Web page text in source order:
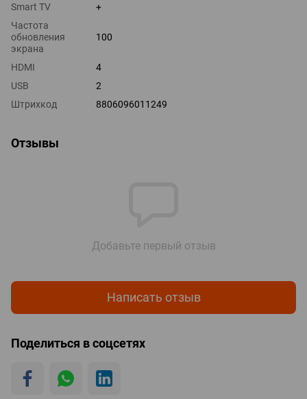
Smart TV
+
Частота
обновления
экрана
100
HDMI
4
USB
2
Штрихкод
8806096011249
Отзывы
Добавьте первый отзыв
Написать отзыв
Поделиться в соцсетях